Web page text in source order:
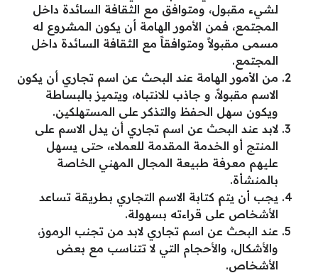
لشيء مقبول، ومتوافق مع الثقافة السائدة داخل
المجتمع، فمن الأمور الهامة أن يكون المشروع له
مسمى مقبولاً ومتوافقاً مع الثقافة السائدة داخل
المجتمع.
من الأمور الهامة عند البحث عن اسم تجاري أن يكون
الاسم مقبولاً، و جاذب للانتباه، ويتميز بالبساطة
ويكون سهل الحفظ والتذكر على المستهلكين.
لابد عند البحث عن اسم تجاري أن يدل الاسم على
المنتج أو الخدمة المقدمة للعملاء، حتى يسهل
عليهم معرفة طبيعة المجال المهني الخاصة
بالمنشأة.
يجب أن يتم كتابة الاسم التجاري بطريقة تساعد
الأشخاص على قراءته بسهولة.
عند البحث عن اسم تجاري لابد من تجنب الرموز،
والأشكال، والأحجام التي لا تتناسب مع بعض
الأشخاص.